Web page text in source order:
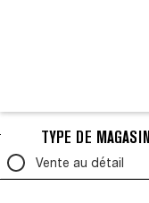
TYPE DE MAGASIN
Vente au détail